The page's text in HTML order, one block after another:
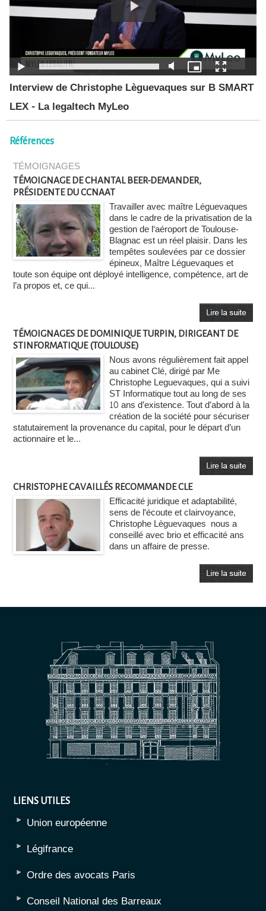
Interview de Christophe Lèguevaques sur B SMART
LEX - La legaltech MyLeo
Références
TÉMOIGNAGES
TÉMOIGNAGE DE CHANTAL BEER-DEMANDER,
PRÉSIDENTE DU CCNAAT
Travailler avec maître Léguevaques
dans le cadre de la privatisation de la
gestion de l‘aéroport de Toulouse-
Blagnac est un réel plaisir. Dans les
tempêtes soulevées par ce dossier
épineux, Maître Léguevaques et
toute son équipe ont déployé intelligence, compétence, art de
l’a propos et, ce qui...
TÉMOIGNAGES DE DOMINIQUE TURPIN, DIRIGEANT DE
STINFORMATIQUE (TOULOUSE)
Nous avons régulièrement fait appel
au cabinet Clé, dirigé par Me
Christophe Leguevaques, qui a suivi
ST Informatique tout au long de ses
10 ans d’existence. Tout d’abord à la
création de la société pour sécuriser
statutairement la provenance du capital, pour le départ d’un
actionnaire et le...
CHRISTOPHE CAVAILLÉS RECOMMANDE CLE
Efficacité juridique et adaptabilité,
sens de l'écoute et clairvoyance,
Christophe Lèguevaques nous a
conseillé avec brio et efficacité ans
dans un affaire de presse.
LIENS UTILES
Union européenne
Légifrance
Ordre des avocats Paris
Conseil National des Barreaux